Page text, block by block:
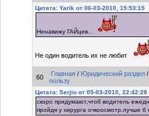
Цитата: Yarik от 06-03-2010, 15:53:15
Ненавижу ГАЙцев...
Не один водитель их не любит
60 Главная / Юридический раздел /
пользу
Цитата: Serjio от 05-03-2010, 22:42:28
скоро придумают,чтоб водитель
пройдя у хирурга очкоосмотр.лучше